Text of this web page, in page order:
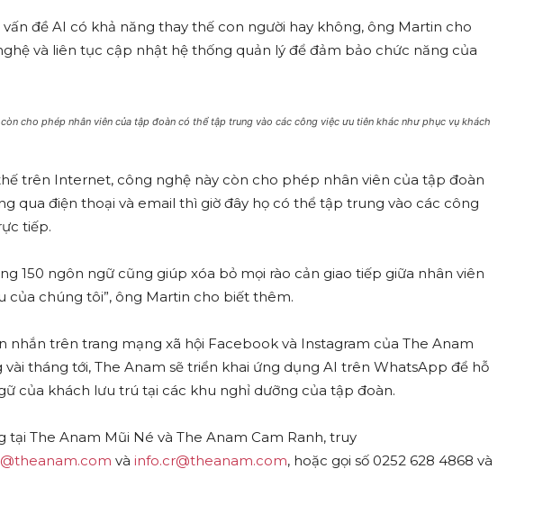
đề AI có khả năng thay thế con người hay không, ông Martin cho
và liên tục cập nhật hệ thống quản lý để đảm bảo chức năng của
cho phép nhân viên của tập đoàn có thể tập trung vào các công việc ưu tiên khác như phục vụ khách
trên Internet, công nghệ này còn cho phép nhân viên của tập đoàn
qua điện thoại và email thì giờ đây họ có thể tập trung vào các công
tiếp.
150 ngôn ngữ cũng giúp xóa bỏ mọi rào cản giao tiếp giữa nhân viên
chúng tôi”, ông Martin cho biết thêm.
nhắn trên trang mạng xã hội Facebook và Instagram của The Anam
vài tháng tới, The Anam sẽ triển khai ứng dụng AI trên WhatsApp để hỗ
của khách lưu trú tại các khu nghỉ dưỡng của tập đoàn.
The Anam Mũi Né và The Anam Cam Ranh, truy
và info.cr@theanam.com, hoặc gọi số 0252 628 4868 và